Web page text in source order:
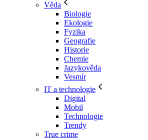
Věda
Biologie
Ekologie
Fyzika
Geografie
Historie
Chemie
Jazykověda
Vesmír
IT a technologie
Digital
Mobil
Technologie
Trendy
True crime